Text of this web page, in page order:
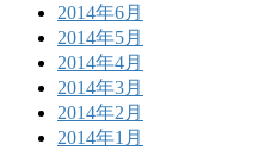
2014年6月
2014年5月
2014年4月
2014年3月
2014年2月
2014年1月